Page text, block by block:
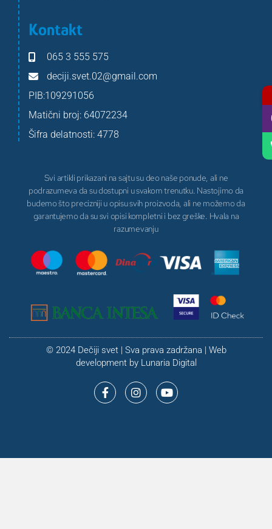
Kontakt
065 3 555 575
deciji.svet.02@gmail.com
PIB:109291056
Matični broj: 64072234
Šifra delatnosti: 4778
Svi artikli prikazani na sajtu su deo naše ponude, ali ne
podrazumeva da su dostupni u svakom trenutku. Nastojimo da
budemo što precizniji u opisu svih proizvoda, ali ne možemo da
garantujemo da su svi opisi kompletni i bez greške. Hvala na
razumevanju
© 2024 Dečiji svet | Sva prava zadržana | Web
development by Lunaria Digital